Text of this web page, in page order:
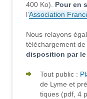
400 Ko). Pour en
l’Association
Nous relayons
téléchargement
disposition par le
Tout public :
de Lyme et
tiques (pdf, 4